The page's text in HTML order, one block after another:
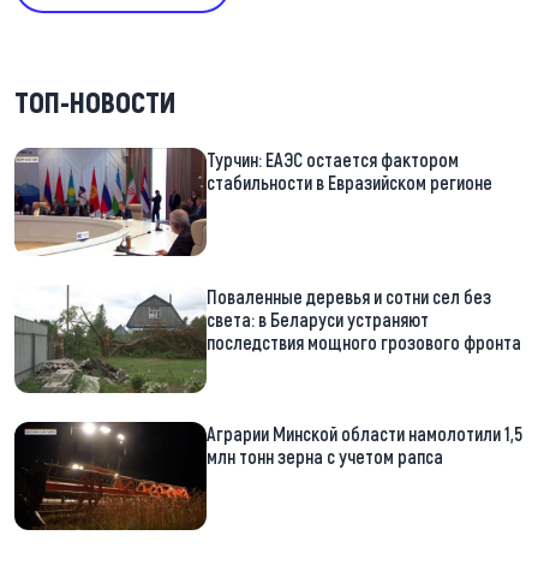
ТОП-НОВОСТИ
Турчин: ЕАЭС остается фактором
стабильности в Евразийском регионе
Поваленные деревья и сотни сел без
света: в Беларуси устраняют
последствия мощного грозового фронта
Аграрии Минской области намолотили 1,5
млн тонн зерна с учетом рапса